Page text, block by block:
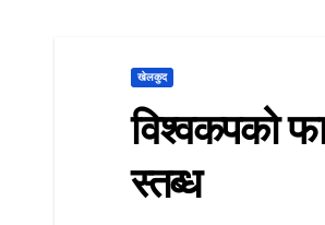
खेलकुद
विश्वकपको
स्तब्ध